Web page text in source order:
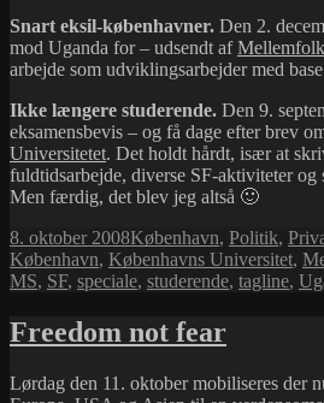
Snart eksil-københavner. Den 2.
mod Uganda for – udsendt af
arbejde som udviklingsarbejder med
Ikke længere studerende. Den 9.
eksamensbevis – og få dage efter brev
Universitetet. Det holdt hårdt, især at
fuldtidsarbejde, diverse SF-aktiviteter og
Men færdig, det blev jeg altså 🙂
Udgivet
i
8. oktober 2008Kategorier
København, Politik,
København, Københavns Universitet,
MS, SF, speciale, studerende, tagline,
Freedom not fear
Lørdag den 11. oktober mobiliseres der